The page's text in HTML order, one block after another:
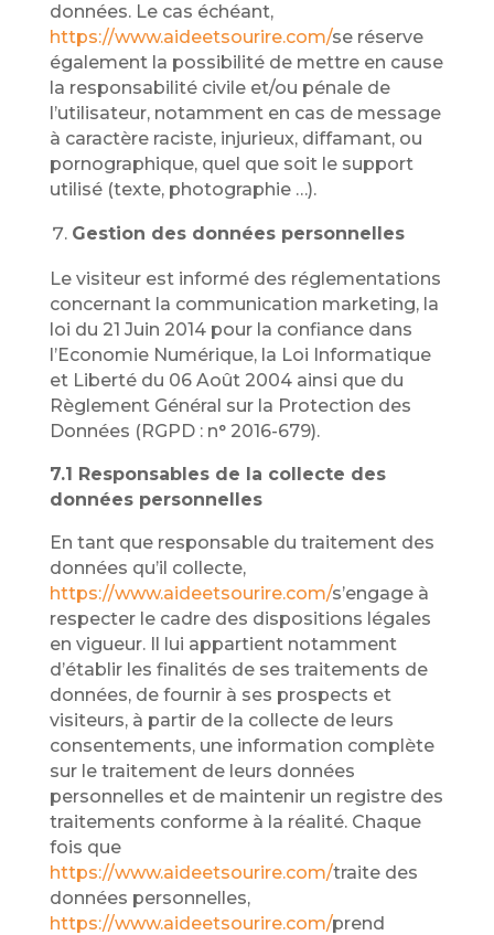
données. Le cas échéant,
https://www.aideetsourire.com/se réserve
également la possibilité de mettre en cause
la responsabilité civile et/ou pénale de
l’utilisateur, notamment en cas de message
à caractère raciste, injurieux, diffamant, ou
pornographique, quel que soit le support
utilisé (texte, photographie …).
Gestion des données personnelles
Le visiteur est informé des réglementations
concernant la communication marketing, la
loi du 21 Juin 2014 pour la confiance dans
l’Economie Numérique, la Loi Informatique
et Liberté du 06 Août 2004 ainsi que du
Règlement Général sur la Protection des
Données (RGPD : n° 2016-679).
7.1 Responsables de la collecte des
données personnelles
En tant que responsable du traitement des
données qu’il collecte,
https://www.aideetsourire.com/s’engage à
respecter le cadre des dispositions légales
en vigueur. Il lui appartient notamment
d’établir les finalités de ses traitements de
données, de fournir à ses prospects et
visiteurs, à partir de la collecte de leurs
consentements, une information complète
sur le traitement de leurs données
personnelles et de maintenir un registre des
traitements conforme à la réalité. Chaque
fois que
https://www.aideetsourire.com/traite des
données personnelles,
https://www.aideetsourire.com/prend